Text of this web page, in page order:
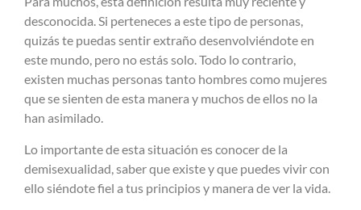
desconocida. Si perteneces a este tipo de personas,
quizás te puedas sentir extraño desenvolviéndote en
este mundo, pero no estás solo. Todo lo contrario,
existen muchas personas tanto hombres como mujeres
que se sienten de esta manera y muchos de ellos no la
han asimilado.
Lo importante de esta situación es conocer de la
demisexualidad, saber que existe y que puedes vivir con
ello siéndote fiel a tus principios y manera de ver la vida.